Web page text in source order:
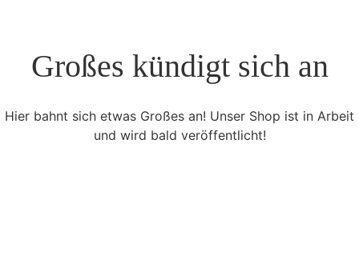
Großes kündigt sich an
Hier bahnt sich etwas Großes an! Unser Shop ist in Arbeit
und wird bald veröffentlicht!